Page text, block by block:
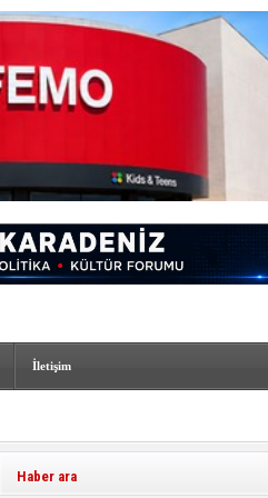
İletişim
Haber ara